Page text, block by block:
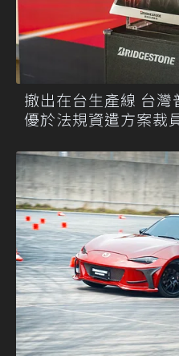
撤出在台生產線 台
優於法規資遣方案裁